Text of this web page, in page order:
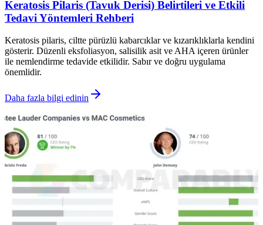
Keratosis Pilaris (Tavuk Derisi) Belirtileri ve Etkili
Tedavi Yöntemleri Rehberi
Keratosis pilaris, ciltte pürüzlü kabarcıklar ve kızarıklıklarla kendini
gösterir. Düzenli eksfoliasyon, salisilik asit ve AHA içeren ürünler
ile nemlendirme tedavide etkilidir. Sabır ve doğru uygulama
önemlidir.
Daha fazla bilgi edinin